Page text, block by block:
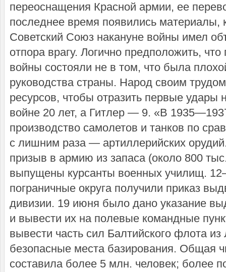
переоснащения Красной армии, ее
последнее время появились материалы,
Советский Союз накануне войны имел
отпора врагу. Логично предположить,
войны состояли не в том, что была
руководства страны. Народ своим
ресурсов, чтобы отразить первые удары
войне 20 лет, а Гитлер — 9. «В
производство самолетов и танков по
с лишним раза — артиллерийских
призыв в армию из запаса (около 800
выпущены курсанты военных училищ.
пограничные округа получили приказ
дивизии. 19 июня было дано указание
и вывести их на полевые командные
вывести часть сил Балтийского флота
безопасные места базирования. Общая
составила более 5 млн. человек; более